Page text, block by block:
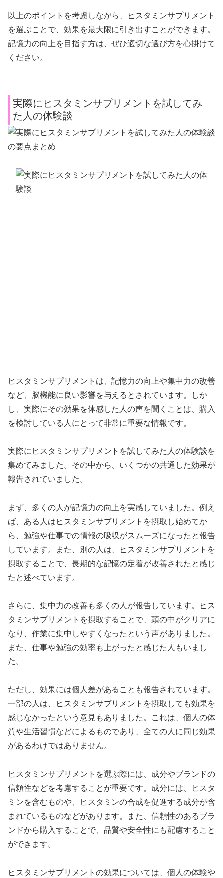
以上のポイントを考慮しながら、ヒスタミンサプリメント
を選ぶことで、効果を最大限に引き出すことができます。
記憶力の向上を目指す方は、ぜひ適切な選び方を心掛けて
ください。
実際にヒスタミンサプリメントを試してみ
た人の体験談
ヒスタミンサプリメントは、記憶力の向上や集中力の改善
など、脳機能に良い影響を与えるとされています。しか
し、実際にその効果を体感した人の声を聞くことは、購入
を検討している人にとって非常に重要な情報です。
実際にヒスタミンサプリメントを試してみた人の体験談を
集めてみました。その中から、いくつかの共通した効果が
報告されていました。
まず、多くの人が記憶力の向上を実感していました。例え
ば、ある人はヒスタミンサプリメントを摂取し始めてか
ら、勉強や仕事での情報の吸収がスムーズになったと報告
しています。また、別の人は、ヒスタミンサプリメントを
摂取することで、長期的な記憶の定着が改善されたと感じ
たと述べています。
さらに、集中力の改善も多くの人が報告しています。ヒス
タミンサプリメントを摂取することで、頭の中がクリアに
なり、作業に集中しやすくなったという声がありました。
また、仕事や勉強の効率も上がったと感じた人もいまし
た。
ただし、効果には個人差があることも報告されています。
一部の人は、ヒスタミンサプリメントを摂取しても効果を
感じなかったという意見もありました。これは、個人の体
質や生活習慣などによるものであり、全ての人に同じ効果
があるわけではありません。
ヒスタミンサプリメントを選ぶ際には、成分やブランドの
信頼性などを考慮することが重要です。成分には、ヒスタ
ミンを含むものや、ヒスタミンの合成を促進する成分が含
まれているものなどがあります。また、信頼性のあるブラ
ンドから購入することで、品質や安全性にも配慮すること
ができます。
ヒスタミンサプリメントの効果については、個人の体験や